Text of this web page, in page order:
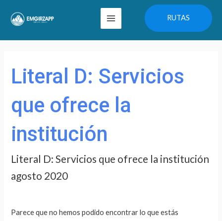
Main
Menu
RUTAS
Literal D: Servicios
que ofrece la
institución
Literal D: Servicios que ofrece la institución
agosto 2020
Parece que no hemos podido encontrar lo que estás